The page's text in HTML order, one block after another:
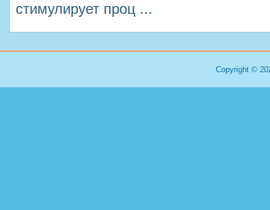
стимулирует проц ...
Copyright ©